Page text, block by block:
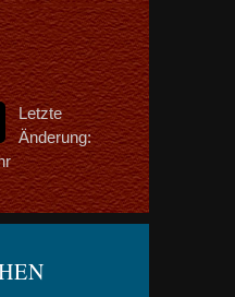
Letzte
Änderung: